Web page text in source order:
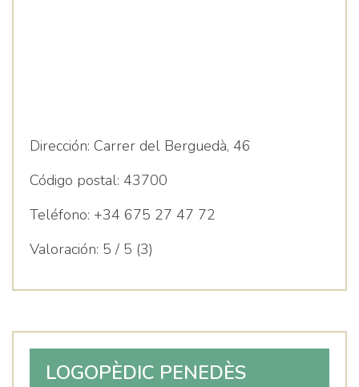
Dirección: Carrer del Berguedà, 46
Código postal: 43700
Teléfono: +34 675 27 47 72
Valoración: 5 / 5 (3)
LOGOPÈDIC PENEDÈS